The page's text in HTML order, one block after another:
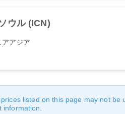
ウル (ICN)
アアジア
listed on this page may not